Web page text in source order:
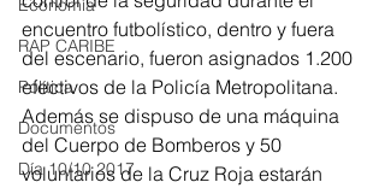
Economía
RAP CARIBE
Política
Documentos
Día 10/10 2017
encuentro futbolístico, dentro y fuera
del escenario, fueron asignados 1.200
efectivos de la Policía Metropolitana.
Además se dispuso de una máquina
del Cuerpo de Bomberos y 50
voluntarios de la Cruz Roja estarán